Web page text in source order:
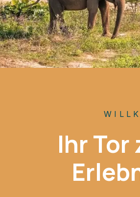
Ihr